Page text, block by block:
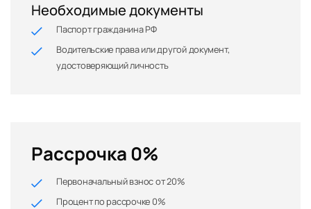
Необходимые документы
Паспорт гражданина РФ
Водительские права или другой документ,
удостоверяющий личность
Рассрочка 0%
Первоначальный взнос от 20%
Процент по рассрочке 0%